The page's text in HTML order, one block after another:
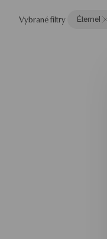
Vybrané filtry Éternel